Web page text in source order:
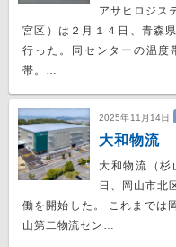
アサヒロジス
宮区）は２月１４日、青森
行った。同センターの温度
帯。…
2025年11月14日
大和物流
大和物流（杉
日、岡山市北
働を開始した。 これまでは
山第二物流セン…